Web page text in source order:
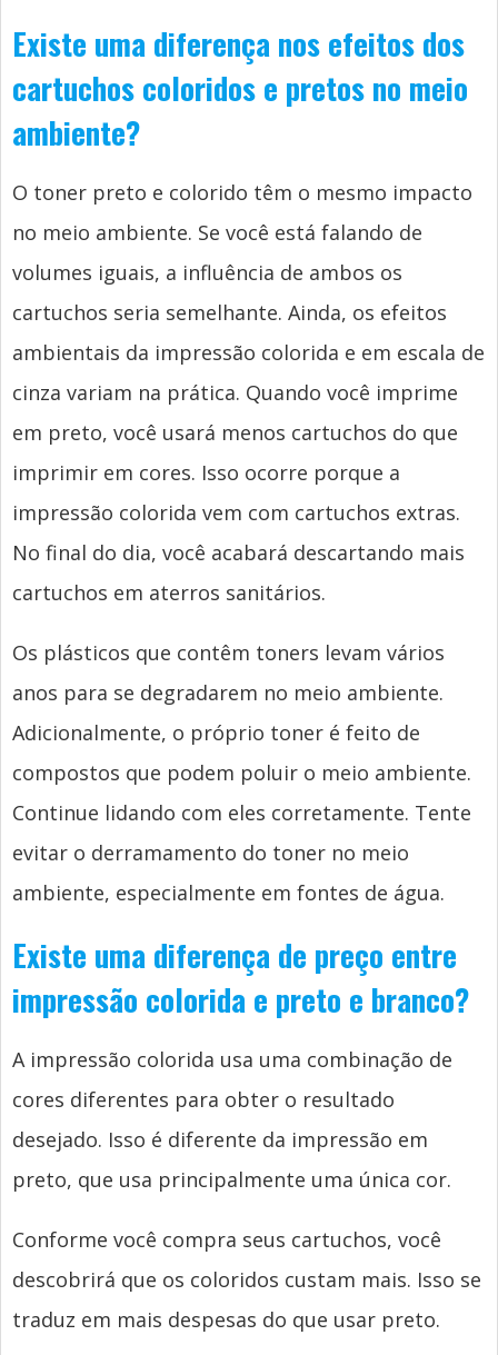
Existe uma diferença nos efeitos dos
cartuchos coloridos e pretos no meio
ambiente?
O toner preto e colorido têm o mesmo impacto
no meio ambiente. Se você está falando de
volumes iguais, a influência de ambos os
cartuchos seria semelhante. Ainda, os efeitos
ambientais da impressão colorida e em escala de
cinza variam na prática. Quando você imprime
em preto, você usará menos cartuchos do que
imprimir em cores. Isso ocorre porque a
impressão colorida vem com cartuchos extras.
No final do dia, você acabará descartando mais
cartuchos em aterros sanitários.
Os plásticos que contêm toners levam vários
anos para se degradarem no meio ambiente.
Adicionalmente, o próprio toner é feito de
compostos que podem poluir o meio ambiente.
Continue lidando com eles corretamente. Tente
evitar o derramamento do toner no meio
ambiente, especialmente em fontes de água.
Existe uma diferença de preço entre
impressão colorida e preto e branco?
A impressão colorida usa uma combinação de
cores diferentes para obter o resultado
desejado. Isso é diferente da impressão em
preto, que usa principalmente uma única cor.
Conforme você compra seus cartuchos, você
descobrirá que os coloridos custam mais. Isso se
traduz em mais despesas do que usar preto.